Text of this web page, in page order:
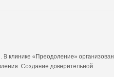
клинике «Преодоление» организован
Создание доверительной